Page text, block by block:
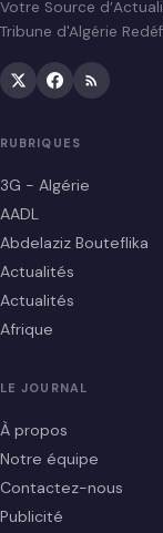
Votre Source
Tribune d'Algérie
RUBRIQUES
3G - Algérie
AADL
Abdelaziz Bouteflika
Actualités
Actualités
Afrique
LE JOURNAL
À propos
Notre équipe
Contactez-nous
Publicité